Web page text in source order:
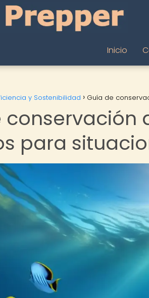
Inicio
y Sostenibilidad Guía de
conservación
para